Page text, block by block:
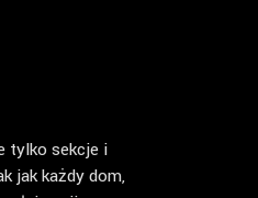
tylko sekcje i
jak każdy dom,